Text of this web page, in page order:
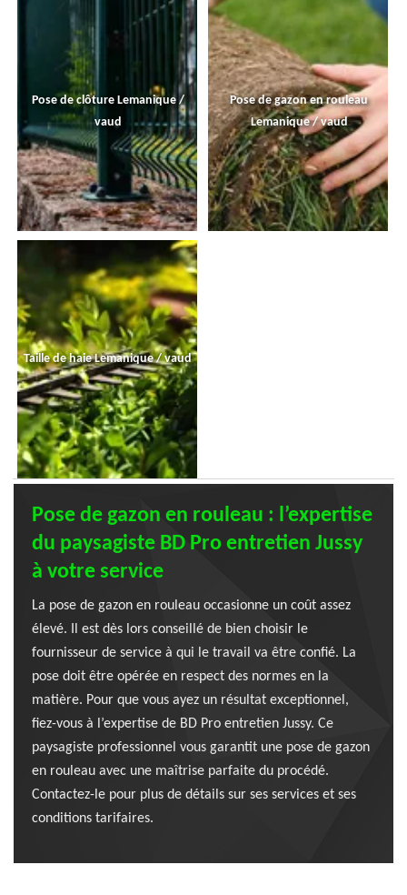
Pose de clôture Lemanique /
vaud
Pose de gazon en rouleau
Lemanique / vaud
Taille de haie Lemanique / vaud
Pose de gazon en rouleau : l’expertise
du paysagiste BD Pro entretien Jussy
à votre service
La pose de gazon en rouleau occasionne un coût assez
élevé. Il est dès lors conseillé de bien choisir le
fournisseur de service à qui le travail va être confié. La
pose doit être opérée en respect des normes en la
matière. Pour que vous ayez un résultat exceptionnel,
fiez-vous à l’expertise de BD Pro entretien Jussy. Ce
paysagiste professionnel vous garantit une pose de gazon
en rouleau avec une maîtrise parfaite du procédé.
Contactez-le pour plus de détails sur ses services et ses
conditions tarifaires.